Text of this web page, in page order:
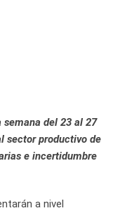
del 23 al 27
sector productivo de
e incertidumbre
a nivel